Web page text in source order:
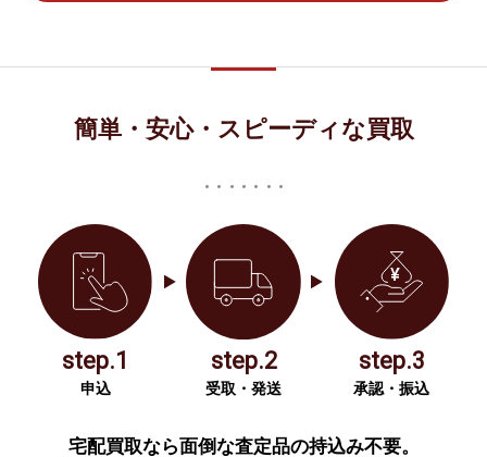
簡単・安心・スピーディな買取
step.1
申込
step.2
受取・発送
step.3
承認・振込
宅配買取なら面倒な査定品の持込み不要。